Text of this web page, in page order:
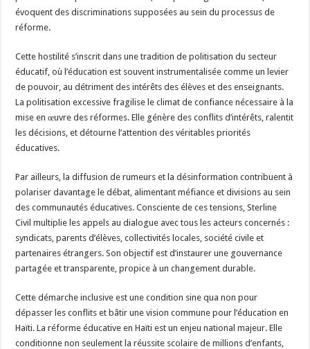
évoquent des discriminations supposées au sein du processus de
réforme.
Cette hostilité s’inscrit dans une tradition de politisation du secteur
éducatif, où l’éducation est souvent instrumentalisée comme un levier
de pouvoir, au détriment des intérêts des élèves et des enseignants.
La politisation excessive fragilise le climat de confiance nécessaire à la
mise en œuvre des réformes. Elle génère des conflits d’intérêts, ralentit
les décisions, et détourne l’attention des véritables priorités
éducatives.
Par ailleurs, la diffusion de rumeurs et la désinformation contribuent à
polariser davantage le débat, alimentant méfiance et divisions au sein
des communautés éducatives. Consciente de ces tensions, Sterline
Civil multiplie les appels au dialogue avec tous les acteurs concernés :
syndicats, parents d’élèves, collectivités locales, société civile et
partenaires étrangers. Son objectif est d’instaurer une gouvernance
partagée et transparente, propice à un changement durable.
Cette démarche inclusive est une condition sine qua non pour
dépasser les conflits et bâtir une vision commune pour l’éducation en
Haïti. La réforme éducative en Haïti est un enjeu national majeur. Elle
conditionne non seulement la réussite scolaire de millions d’enfants,